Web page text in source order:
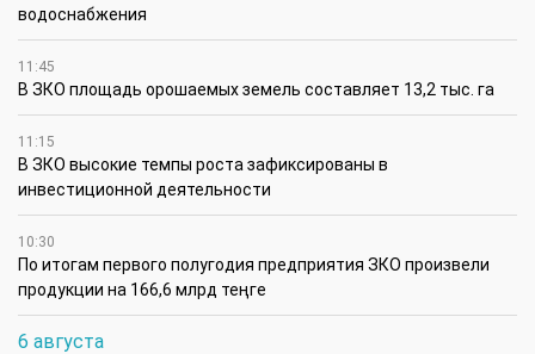
водоснабжения
11:45
В ЗКО площадь орошаемых земель составляет 13,2 тыс. га
11:15
В ЗКО высокие темпы роста зафиксированы в
инвестиционной деятельности
10:30
По итогам первого полугодия предприятия ЗКО произвели
продукции на 166,6 млрд теңге
6 августа